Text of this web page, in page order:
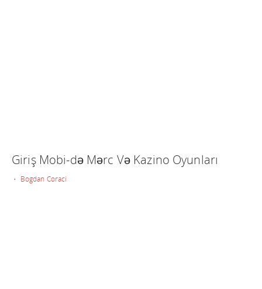
Giriş Mobi-də Mərc Və Kazino Oyunları
• Bogdan Coraci